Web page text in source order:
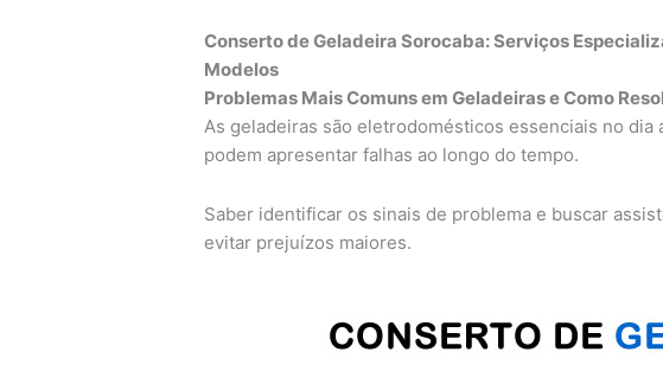
Conserto de Geladeira Sorocaba: Serviços
Modelos
Problemas Mais Comuns em Geladeiras e Como
As geladeiras são eletrodomésticos essenciais no dia
podem apresentar falhas ao longo do tempo.
Saber identificar os sinais de problema e buscar
evitar prejuízos maiores.